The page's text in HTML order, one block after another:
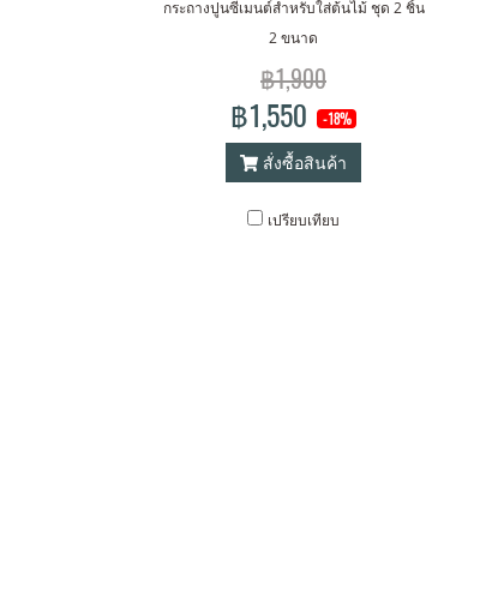
กระถางปูนซีเมนต์สำหรับใส่ต้นไม้ ชุด 2 ชิ้น
2 ขนาด
฿1,900
฿1,550 -18%
สั่งซื้อสินค้า
เปรียบเทียบ